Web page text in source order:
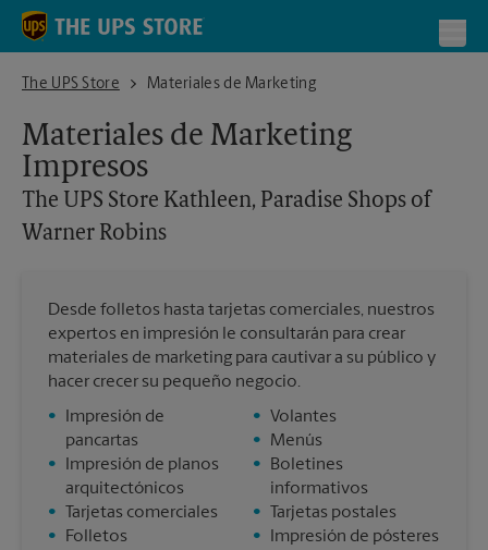
Skip to content
Return to Nav
The UPS Store
The UPS Store Kathleen, Paradise Shops of Warner Robins
Materiales de Marketing
Materiales de Marketing
Impresos
The UPS Store Kathleen, Paradise Shops of
Warner Robins
Desde folletos hasta tarjetas comerciales, nuestros
expertos en impresión le consultarán para crear
materiales de marketing para cautivar a su público y
hacer crecer su pequeño negocio.
•
Impresión de
pancartas
•
Impresión de planos
arquitectónicos
•
Tarjetas comerciales
•
Folletos
•
Volantes
•
Menús
•
Boletines
informativos
•
Tarjetas postales
•
Impresión de pósteres